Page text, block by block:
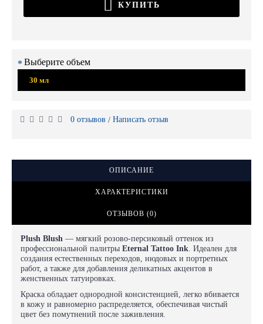
КУПИТЬ
Выберите объем
30 мл
0 отзывов / Написать отзыв
ОПИСАНИЕ
ХАРАКТЕРИСТИКИ
ОТЗЫВОВ (0)
Plush Blush — мягкий розово-персиковый оттенок из
профессиональной палитры Eternal Tattoo Ink. Идеален для
создания естественных переходов, нюдовых и портретных
работ, а также для добавления деликатных акцентов в
женственных татуировках.
Краска обладает однородной консистенцией, легко вбивается
в кожу и равномерно распределяется, обеспечивая чистый
цвет без помутнений после заживления.